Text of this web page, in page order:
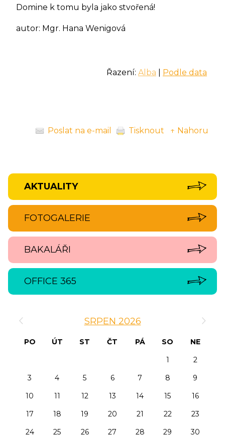
Domine k tomu byla jako stvořená!
autor: Mgr. Hana Wenigová
Řazení: Alba Podle data
Poslat na e-mail Tisknout ↑ Nahoru
AKTUALITY
FOTOGALERIE
BAKALÁŘI
OFFICE 365
SRPEN 2026
PO ÚT ST ČT PÁ SO
NE
1
2
3
4 5 6 7 8
9
10
11 12 13 14 15
16
17
18 19 20 21 22
23
24
25 26 27 28 29
30